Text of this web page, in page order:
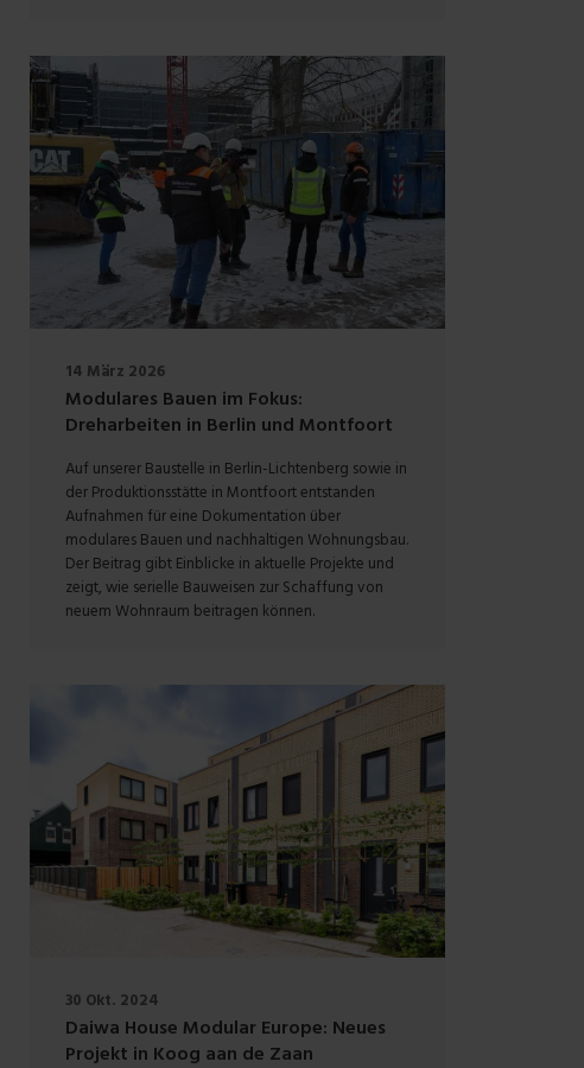
14 März 2026
Modulares Bauen im Fokus:
Dreharbeiten in Berlin und Montfoort
Auf unserer Baustelle in Berlin-Lichtenberg sowie in
der Produktionsstätte in Montfoort entstanden
Aufnahmen für eine Dokumentation über
modulares Bauen und nachhaltigen Wohnungsbau.
Der Beitrag gibt Einblicke in aktuelle Projekte und
zeigt, wie serielle Bauweisen zur Schaffung von
neuem Wohnraum beitragen können.
30 Okt. 2024
Daiwa House Modular Europe: Neues
Projekt in Koog aan de Zaan